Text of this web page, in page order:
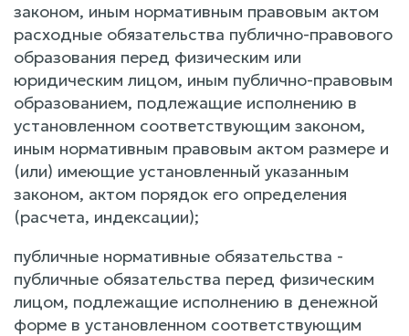
законом, иным нормативным правовым актом
расходные обязательства публично-правового
образования перед физическим или
юридическим лицом, иным публично-правовым
образованием, подлежащие исполнению в
установленном соответствующим законом,
иным нормативным правовым актом размере и
(или) имеющие установленный указанным
законом, актом порядок его определения
(расчета, индексации);
публичные нормативные обязательства -
публичные обязательства перед физическим
лицом, подлежащие исполнению в денежной
форме в установленном соответствующим